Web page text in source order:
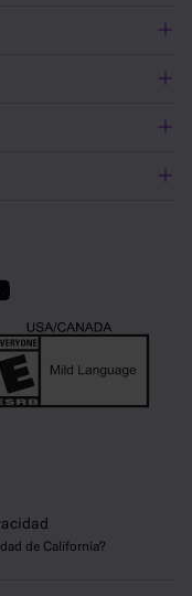
de California?